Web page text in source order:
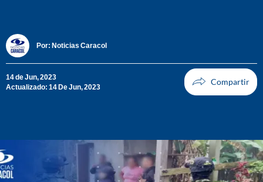
Por: Noticias Caracol
14 de Jun, 2023
Actualizado: 14 De Jun, 2023